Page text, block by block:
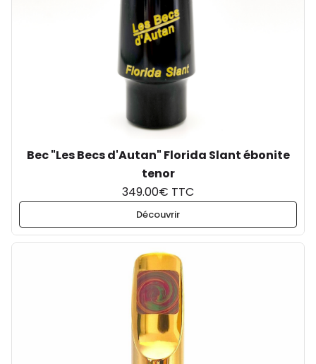
Bec "Les Becs d'Autan" Florida Slant ébonite
tenor
349.00€ TTC
Découvrir